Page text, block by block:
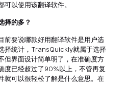
以使用该翻译软件。
择的多？
前要说哪款好用翻译软件是用户选
择统计，TransQuickly就属于选择
但界面设计简单明了，在准确度方
度已经超过了90%以上，不管再复
就可以很轻松了解是什么意思。在